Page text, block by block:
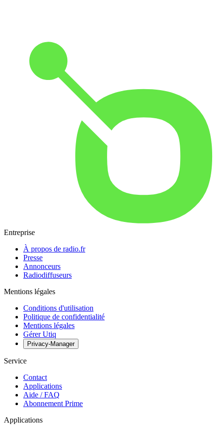
Entreprise
À propos de radio.fr
Presse
Annonceurs
Radiodiffuseurs
Mentions légales
Conditions d'utilisation
Politique de confidentialité
Mentions légales
Gérer Utiq
Privacy-Manager
Service
Contact
Applications
Aide / FAQ
Abonnement Prime
Applications